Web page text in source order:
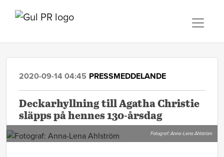
2020-09-14 04:45 PRESSMEDDELANDE
Deckarhyllning till Agatha Christie
släpps på hennes 130-årsdag
Fotograf: Anna-Lena Ahlström